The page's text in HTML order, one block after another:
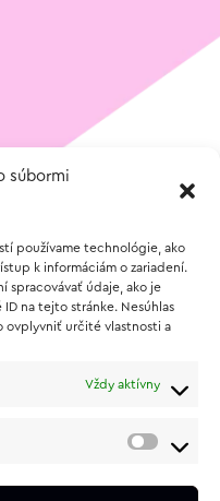
súbormi
používame technológie, ako
k informáciám o zariadení.
spracovávať údaje, ako je
na tejto stránke. Nesúhlas
ovplyvniť určité vlastnosti a
Vždy aktívny